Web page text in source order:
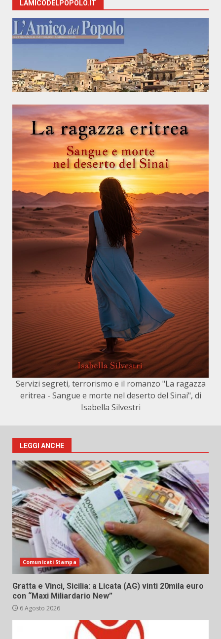
LAMICODELPOPOLO.IT
Servizi segreti, terrorismo e il romanzo "La ragazza
eritrea - Sangue e morte nel deserto del Sinai", di
Isabella Silvestri
LEGGI ANCHE
Comunicati Stampa
Gratta e Vinci, Sicilia: a Licata (AG) vinti 20mila euro
con “Maxi Miliardario New”
6 Agosto 2026